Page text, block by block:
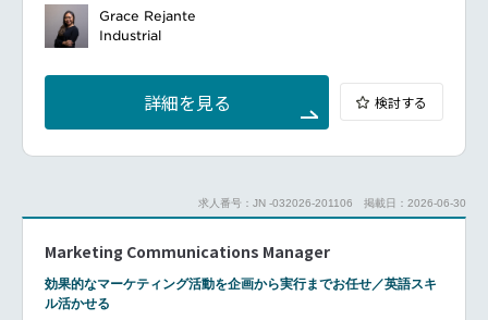
費者が情報を発信する時代において、メディア企業と
して積極的に進化していく必要性を感じています。そ
で、企業と消費者の接点となる「マルチメディアカン
パニー」の位置づけを目指しています。
to product sales.
Development, production, and creative management
planning and production)
*There is also the possibility of performing other
content production work
Report line: Manager, Consumer Service
Grace Rejante
Industrial
詳細を見る 検討する
求人番号：JN -032026-201106 掲載日：2026-06-30
Marketing Communications Manager
効果的なマーケティング活動を企画から実行までお任せ／英語スキ
ル活かせる